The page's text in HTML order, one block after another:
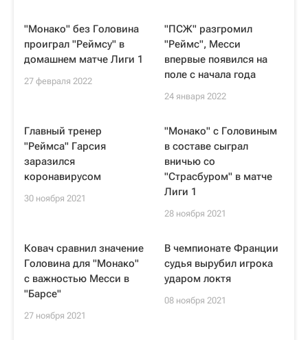
"Монако" без Головина
проиграл "Реймсу" в
домашнем матче Лиги 1
27 февраля 2022
"ПСЖ" разгромил
"Реймс", Месси
впервые появился на
поле с начала года
24 января 2022
Главный тренер
"Реймса" Гарсия
заразился
коронавирусом
30 ноября 2021
"Монако" с Головиным
в составе сыграл
вничью со
"Страсбуром" в матче
Лиги 1
28 ноября 2021
Ковач сравнил значение
Головина для "Монако"
с важностью Месси в
"Барсе"
27 ноября 2021
В чемпионате Франции
судья вырубил игрока
ударом локтя
08 ноября 2021